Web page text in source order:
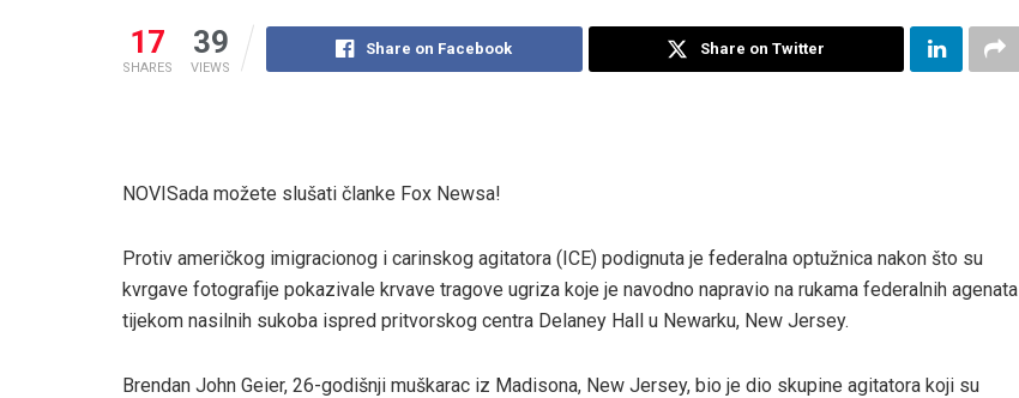
17
SHARES
39
VIEWS
Share on Facebook Share on Twitter
NOVISada možete slušati članke Fox Newsa!
Protiv američkog imigracionog i carinskog agitatora (ICE) podignuta je federalna optužnica nakon što su
kvrgave fotografije pokazivale krvave tragove ugriza koje je navodno napravio na rukama federalnih agenata
tijekom nasilnih sukoba ispred pritvorskog centra Delaney Hall u Newarku, New Jersey.
Brendan John Geier, 26-godišnji muškarac iz Madisona, New Jersey, bio je dio skupine agitatora koji su